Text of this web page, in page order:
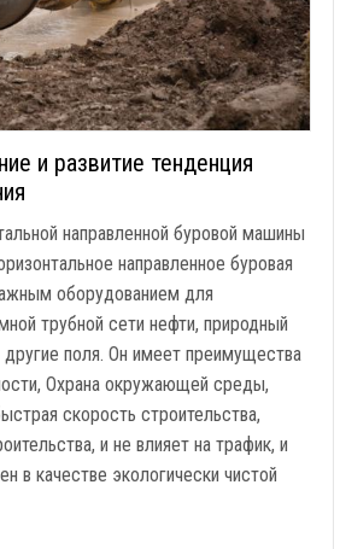
и развитие тенденция
направленной буровой машины
направленное буровая
оборудованием для
трубной сети нефти, природный
другие поля. Он имеет преимущества
Охрана окружающей среды,
скорость строительства,
и не влияет на трафик, и
в качестве экологически чистой